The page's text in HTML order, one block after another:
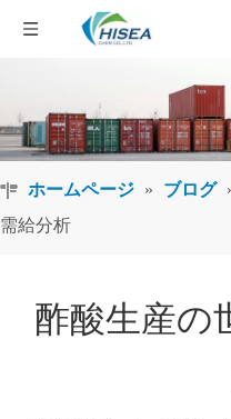
ホームページ » ブログ
需給分析
酢酸生産の